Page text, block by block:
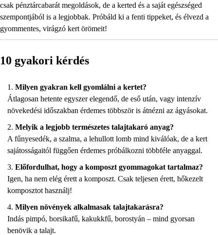
csak pénztárcabarát megoldások, de a kerted és a saját egészséged
szempontjából is a legjobbak. Próbáld ki a fenti tippeket, és élvezd a
gyommentes, virágzó kert örömeit!
10 gyakori kérdés
Milyen gyakran kell gyomlálni a kertet?
Átlagosan hetente egyszer elegendő, de eső után, vagy intenzív
növekedési időszakban érdemes többször is átnézni az ágyásokat.
Melyik a legjobb természetes talajtakaró anyag?
A fűnyesedék, a szalma, a lehullott lomb mind kiválóak, de a kert
sajátosságaitól függően érdemes próbálkozni többféle anyaggal.
Előfordulhat, hogy a komposzt gyommagokat tartalmaz?
Igen, ha nem elég érett a komposzt. Csak teljesen érett, hőkezelt
komposztot használj!
Milyen növények alkalmasak talajtakarásra?
Indás pimpó, borsikafű, kakukkfű, borostyán – mind gyorsan
benövik a talajt.